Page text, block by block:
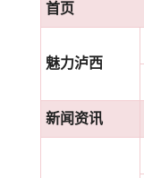
首页
魅力泸西
新闻资讯